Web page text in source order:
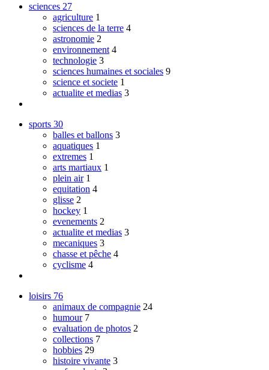
sciences 27
agriculture 1
sciences de la terre 4
astronomie 2
environnement 4
technologie 3
sciences humaines et sociales 9
science et societe 1
actualite et medias 3
sports 30
balles et ballons 3
aquatiques 1
extremes 1
arts martiaux 1
plein air 1
equitation 4
glisse 2
hockey 1
evenements 2
actualite et medias 3
mecaniques 3
chasse et pêche 4
cyclisme 4
loisirs 76
animaux de compagnie 24
humour 7
evaluation de photos 2
collections 7
hobbies 29
histoire vivante 3